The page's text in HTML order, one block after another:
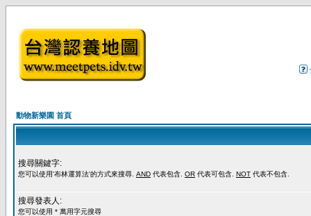
動物新樂園 首頁
搜尋關鍵字:
您可以使用'布林運算法'的方式來搜尋. AND 代表包含. OR 代表可包含. NOT 代表不包含.
搜尋發表人:
您可以使用 * 萬用字元搜尋